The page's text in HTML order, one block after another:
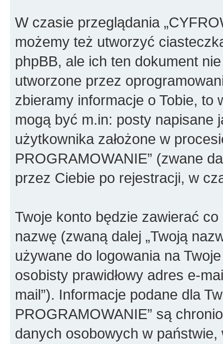
W czasie przeglądania
możemy też utworzyć
phpBB, ale ich ten dokument
utworzone przez
zbieramy informacje o Tobie, to
mogą być m.in: posty napisane
użytkownika założone w
PROGRAMOWANIE” (zwane
przez Ciebie po rejestracji, w
Twoje konto będzie zawierać
nazwę (zwaną dalej „Twoją
używane do logowania na
osobisty prawidłowy adres e-
mail”). Informacje podane dla
PROGRAMOWANIE” są
danych osobowych w